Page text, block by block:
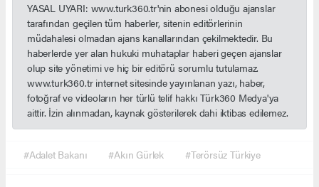
YASAL UYARI: www.turk360.tr'nin abonesi olduğu ajanslar
tarafından geçilen tüm haberler, sitenin editörlerinin
müdahalesi olmadan ajans kanallarından çekilmektedir. Bu
haberlerde yer alan hukuki muhataplar haberi geçen ajanslar
olup site yönetimi ve hiç bir editörü sorumlu tutulamaz.
www.turk360.tr internet sitesinde yayınlanan yazı, haber,
fotoğraf ve videoların her türlü telif hakkı Türk360 Medya'ya
aittir. İzin alınmadan, kaynak gösterilerek dahi iktibas edilemez.
#Adalet Bakanı #Akın Gürlek #Terörsüz Türkiye